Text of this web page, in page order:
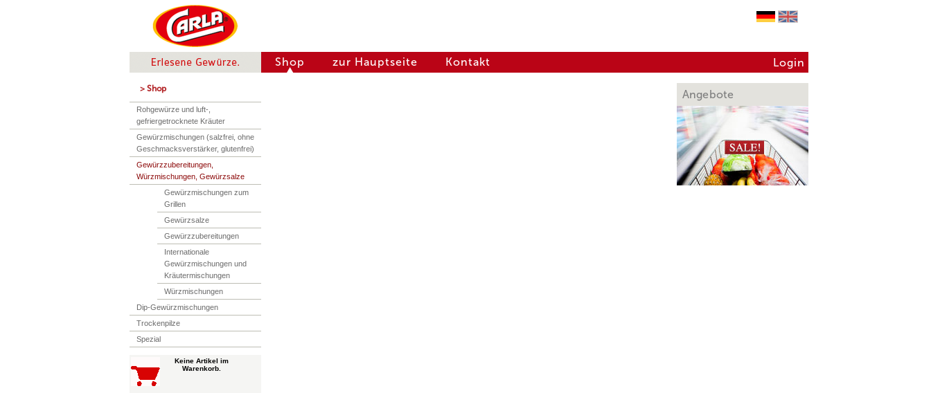
Shop zur Hauptseite Kontakt Login
> Shop
Rohgewürze und luft-,
gefriergetrocknete Kräuter
Gewürzmischungen (salzfrei, ohne
Geschmacksverstärker, glutenfrei)
Gewürzzubereitungen,
Würzmischungen, Gewürzsalze
Gewürzmischungen zum
Grillen
Gewürzsalze
Gewürzzubereitungen
Internationale
Gewürzmischungen und
Kräutermischungen
Würzmischungen
Dip-Gewürzmischungen
Trockenpilze
Spezial
Angebote